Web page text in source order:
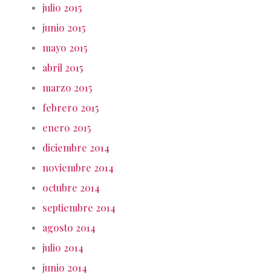
julio 2015
junio 2015
mayo 2015
abril 2015
marzo 2015
febrero 2015
enero 2015
diciembre 2014
noviembre 2014
octubre 2014
septiembre 2014
agosto 2014
julio 2014
junio 2014